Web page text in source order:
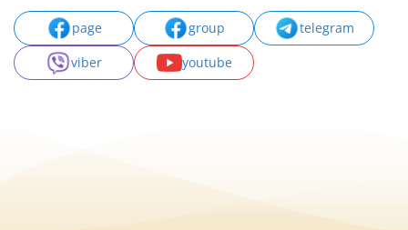
page group
telegram
viber
youtube